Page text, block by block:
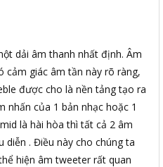
dải âm thanh nhất định. Âm
cảm giác âm tần này rõ ràng,
được cho là nền tảng tạo ra
nhấn của 1 bản nhạc hoặc 1
là hài hòa thì tất cả 2 âm
diễn . Điều này cho chúng ta
hiện âm tweeter rất quan